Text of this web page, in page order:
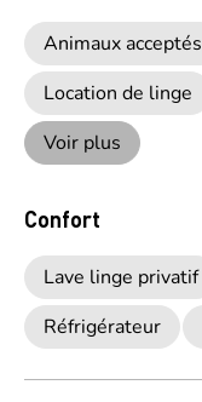
Animaux acceptés
Location de linge
Voir plus
Confort
Lave linge privatif
Réfrigérateur